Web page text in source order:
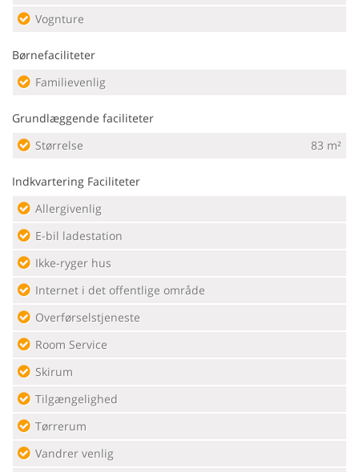
Vognture
Børnefaciliteter
Familievenlig
Grundlæggende faciliteter
Størrelse
83 m²
Indkvartering Faciliteter
Allergivenlig
E-bil ladestation
Ikke-ryger hus
Internet i det offentlige område
Overførselstjeneste
Room Service
Skirum
Tilgængelighed
Tørrerum
Vandrer venlig